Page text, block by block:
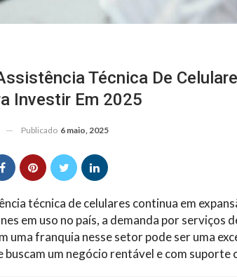
Técnica De
Investir Em 2025
Publicado 6 maio, 2025
técnica de celulares continua em
em uso no país, a demanda por serviços
uma franquia nesse setor pode ser uma
buscam um negócio rentável e com suporte